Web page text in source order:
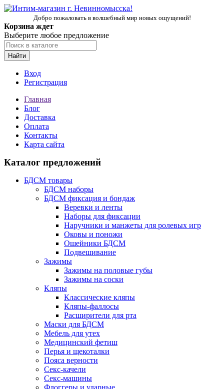
Добро пожаловать в волшебный мир новых ощущений!
Корзина ждет
Выберите любое предложение
Найти
Вход
Регистрация
Главная
Блог
Доставка
Оплата
Контакты
Карта сайта
Каталог предложений
БДСМ товары
БДСМ наборы
БДСМ фиксация и бондаж
Веревки и ленты
Наборы для фиксации
Наручники и манжеты для ролевых игр
Оковы и поножи
Ошейники БДСМ
Подвешивание
Зажимы
Зажимы на половые губы
Зажимы на соски
Кляпы
Классические кляпы
Кляпы-фаллосы
Расширители для рта
Маски для БДСМ
Мебель для утех
Медицинский фетиш
Перья и щекоталки
Пояса верности
Секс-качели
Секс-машины
Флоггеры и ударные